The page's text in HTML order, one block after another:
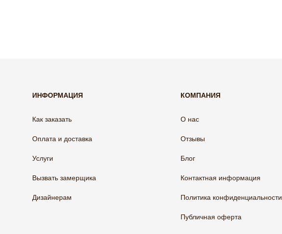
ИНФОРМАЦИЯ
Как заказать
Оплата и доставка
Услуги
Вызвать замерщика
Дизайнерам
КОМПАНИЯ
О нас
Отзывы
Блог
Контактная информация
Политика конфиденциальности
Публичная оферта